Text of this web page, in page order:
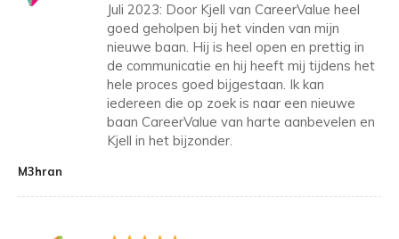
Juli 2023: Door Kjell van CareerValue heel
goed geholpen bij het vinden van mijn
nieuwe baan. Hij is heel open en prettig in
de communicatie en hij heeft mij tijdens het
hele proces goed bijgestaan. Ik kan
iedereen die op zoek is naar een nieuwe
baan CareerValue van harte aanbevelen en
Kjell in het bijzonder.
M3hran